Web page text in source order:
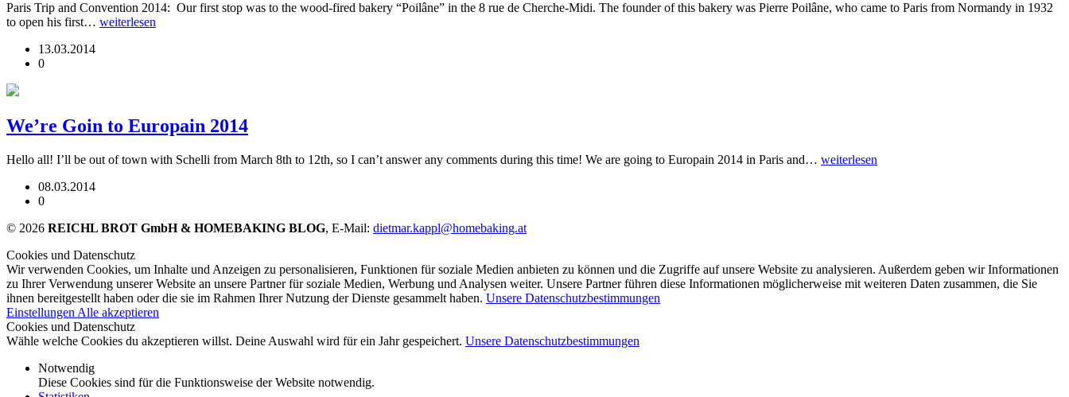
Paris Trip and Convention 2014: Our first stop was to the wood-fired bakery “Poilâne” in the 8 rue de Cherche-Midi. The founder of this bakery was Pierre Poilâne, who came to Paris from Normandy in 1932
to open his first… weiterlesen
13.03.2014
0
We’re Goin to Europain 2014
Hello all! I’ll be out of town with Schelli from March 8th to 12th, so I can’t answer any comments during this time! We are going to Europain 2014 in Paris and… weiterlesen
08.03.2014
0
© 2026 REICHL BROT GmbH & HOMEBAKING BLOG, E-Mail: dietmar.kappl@homebaking.at
Cookies und Datenschutz
Wir verwenden Cookies, um Inhalte und Anzeigen zu personalisieren, Funktionen für soziale Medien anbieten zu können und die Zugriffe auf unsere Website zu analysieren. Außerdem geben wir Informationen
zu Ihrer Verwendung unserer Website an unsere Partner für soziale Medien, Werbung und Analysen weiter. Unsere Partner führen diese Informationen möglicherweise mit weiteren Daten zusammen, die Sie
ihnen bereitgestellt haben oder die sie im Rahmen Ihrer Nutzung der Dienste gesammelt haben. Unsere Datenschutzbestimmungen
Einstellungen Alle akzeptieren
Cookies und Datenschutz
Wähle welche Cookies du akzeptieren willst. Deine Auswahl wird für ein Jahr gespeichert. Unsere Datenschutzbestimmungen
Notwendig
Diese Cookies sind für die Funktionsweise der Website notwendig.